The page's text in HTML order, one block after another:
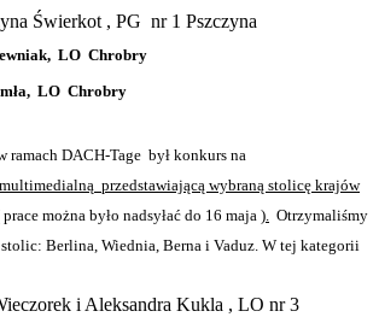
Świerkot , PG nr 1 Pszczyna
LO Chrobry
LO Chrobry
ramach DACH-Tage był konkurs na
przedstawiającą wybraną stolicę krajów
prace można było nadsyłać do 16 maja ) Otrzymaliśmy
Berlina, Wiednia, Berna i Vaduz. W tej kategorii
i Aleksandra Kukla , LO nr 3